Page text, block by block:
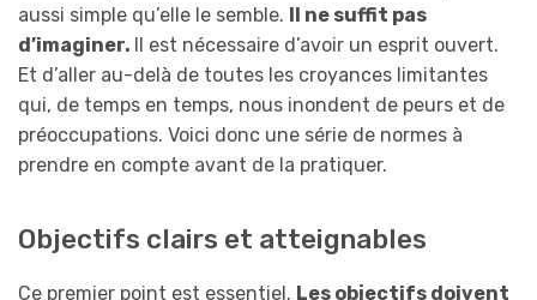
aussi simple qu’elle le semble. Il ne suffit pas
d’imaginer. Il est nécessaire d’avoir un esprit ouvert.
Et d’aller au-delà de toutes les croyances limitantes
qui, de temps en temps, nous inondent de peurs et de
préoccupations. Voici donc une série de normes à
prendre en compte avant de la pratiquer.
Objectifs clairs et atteignables
Ce premier point est essentiel. Les objectifs doivent